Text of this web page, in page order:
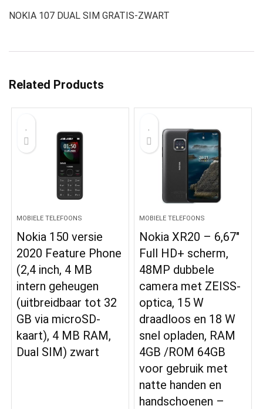
NOKIA 107 DUAL SIM GRATIS-ZWART
Related Products
MOBIELE TELEFOONS
Nokia 150 versie
2020 Feature Phone
(2,4 inch, 4 MB
intern geheugen
(uitbreidbaar tot 32
GB via microSD-
kaart), 4 MB RAM,
Dual SIM) zwart
MOBIELE TELEFOONS
Nokia XR20 – 6,67″
Full HD+ scherm,
48MP dubbele
camera met ZEISS-
optica, 15 W
draadloos en 18 W
snel opladen, RAM
4GB /ROM 64GB
voor gebruik met
natte handen en
handschoenen –